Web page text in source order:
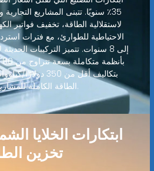
35٪ سنويًا. تتبنى المشاريع
لاستقلالية الطاقة، تخفيف فواتير
إلى 8 سنوات. تتميز التركيبات
بتكاليف أقل من
الطاقة الكاملة للمشاريع الصناعية.
ابتكارات الخلايا
تخزين